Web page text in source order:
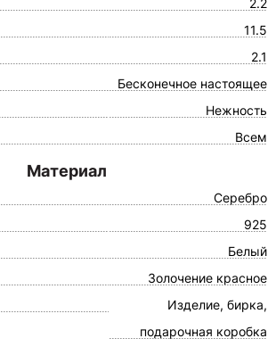
2.2
11.5
2.1
Бесконечное настоящее
Нежность
Всем
Материал
Серебро
925
Белый
Золочение красное
Изделие, бирка,
подарочная коробка